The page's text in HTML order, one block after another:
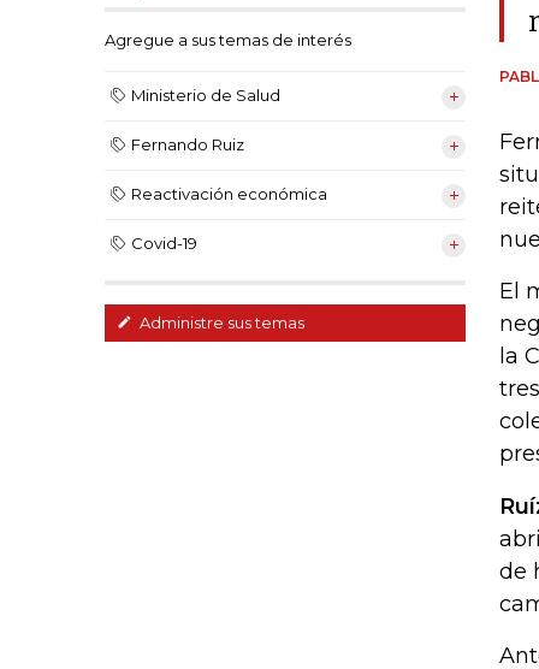
Agregue a sus temas de interés
Ministerio de Salud
Fernando Ruiz
Reactivación económica
Covid-19
Administre sus temas
El
la
de